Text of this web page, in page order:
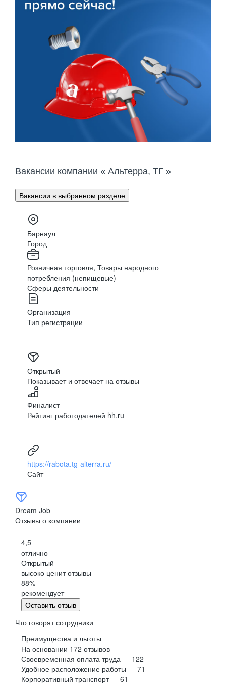
Вакансии компании « Альтерра, ТГ »
Вакансии в выбранном разделе
Барнаул
Город
Розничная торговля, Товары народного
потребления (непищевые)
Сферы деятельности
Организация
Тип регистрации
Открытый
Показывает и отвечает на отзывы
Финалист
Рейтинг работодателей hh.ru
https://rabota.tg-alterra.ru/
Сайт
Dream Job
Отзывы о компании
4,5
отлично
Открытый
высоко ценит отзывы
88%
рекомендует
Оставить отзыв
Что говорят сотрудники
Преимущества и льготы
На основании 172 отзывов
Своевременная оплата труда — 122
Удобное расположение работы — 71
Корпоративный транспорт — 61